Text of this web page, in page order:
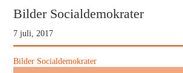
Bilder Socialdemokrater
7 juli, 2017
Bilder Socialdemokrater